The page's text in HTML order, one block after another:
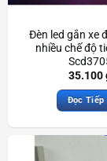
Đèn led gắn xe
nhiều chế độ
35.100
Đọc Tiếp